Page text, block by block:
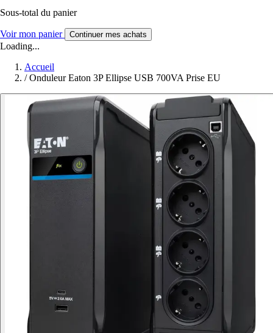
Sous-total du panier
Voir mon panier Continuer mes achats
Loading...
Accueil
/ Onduleur Eaton 3P Ellipse USB 700VA Prise EU